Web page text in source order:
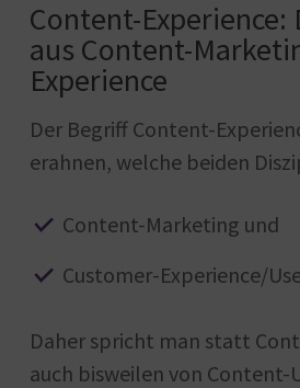
Content-Experience:
aus Content-
Experience
Der Begriff Content-
erahnen, welche beiden
Content-Marketing und
Customer-Experience/
Daher spricht man statt
auch bisweilen von Content-